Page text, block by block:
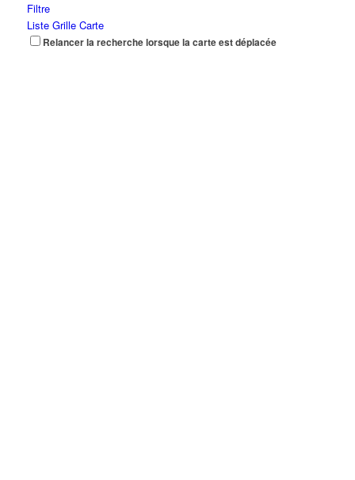
Filtre
Liste Grille Carte
Relancer la recherche lorsque la carte est déplacée